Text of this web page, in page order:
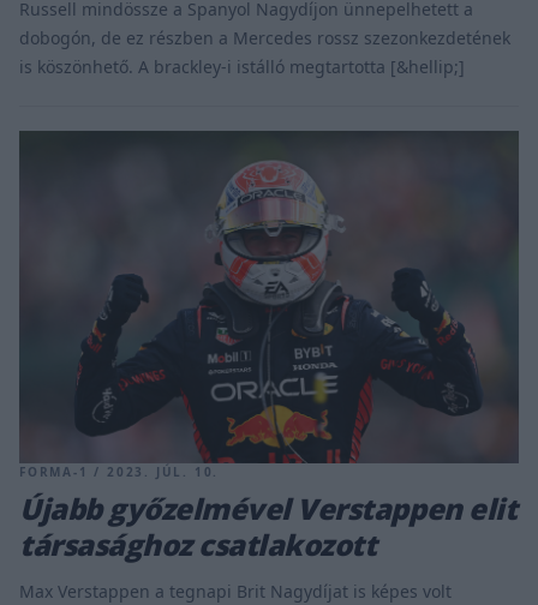
Russell mindössze a Spanyol Nagydíjon ünnepelhetett a
dobogón, de ez részben a Mercedes rossz szezonkezdetének
is köszönhető. A brackley-i istálló megtartotta [&hellip;]
FORMA-1 / 2023. JÚL. 10.
Újabb győzelmével Verstappen elit
társasághoz csatlakozott
Max Verstappen a tegnapi Brit Nagydíjat is képes volt